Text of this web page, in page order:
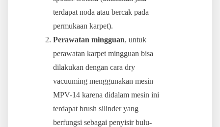
terdapat noda atau bercak pada
permukaan karpet).
Perawatan mingguan, untuk
perawatan karpet mingguan bisa
dilakukan dengan cara dry
vacuuming menggunakan mesin
MPV-14 karena didalam mesin ini
terdapat brush silinder yang
berfungsi sebagai penyisir bulu-